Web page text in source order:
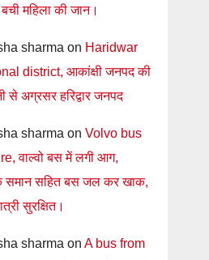
महिला की जान।
sharma on Haridwar
district, आकांक्षी जनपद की
से अग्रसर हरिद्वार जनपद
sharma on Volvo bus
वाल्वो बस में लगी आग,
समान सहित बस जल कर खाक,
सुरक्षित।
sharma on A bus from